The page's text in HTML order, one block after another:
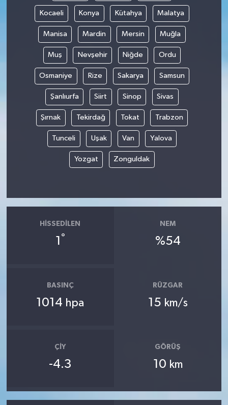
Kocaeli Konya Kütahya Malatya
Manisa Mardin Mersin Muğla
Muş Nevşehir Niğde Ordu
Osmaniye Rize Sakarya Samsun
Şanlıurfa Siirt Sinop Sivas
Şırnak Tekirdağ Tokat Trabzon
Tunceli Uşak Van Yalova
Yozgat Zonguldak
HISSEDILEN
1 °
NEM
%54
BASINÇ
1014 hpa
RÜZGAR
15 km/s
ÇIY
-4.3
GÖRÜŞ
10 km